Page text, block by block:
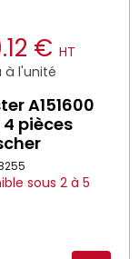
€ HT
à l'unité
A151600
pièces
sous 2 à 5